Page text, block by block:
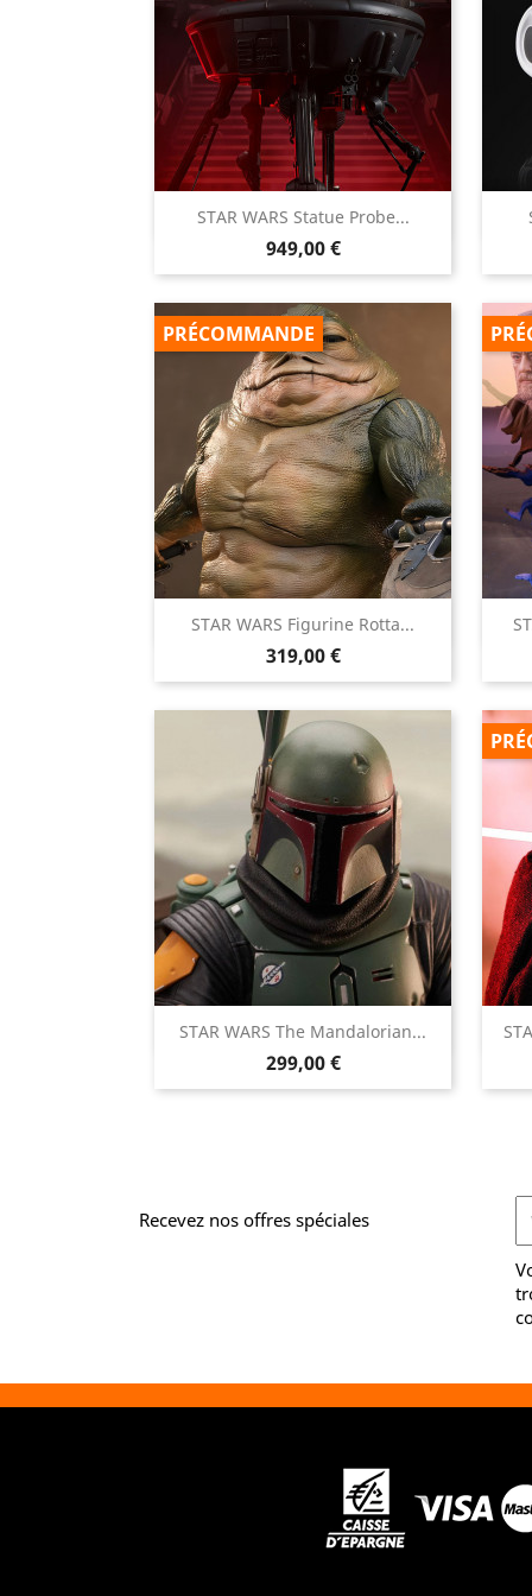
STAR WARS Statue Probe...
Prix
949,00 €
Aperçu rapide
STAR WARS Figurine Rotta...
Prix
319,00 €
PRÉCOMMANDE
Aperçu rapide
STAR WARS The Mandalorian...
Prix
299,00 €
Aperçu rapide
Recevez nos offres spéciales